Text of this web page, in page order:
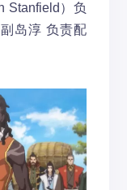
Stanfield）负
岛淳 负责配